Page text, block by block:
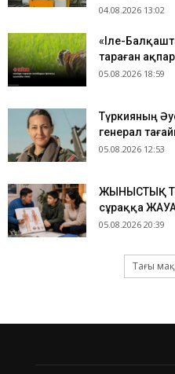
04.08.2026 13:02
«Іле-
тараған
05.08.2026 18:59
Түркияның
генерал
05.08.2026 12:53
ЖЫНЫСТЫҚ
сұраққа
05.08.2026 20:39
Тағы